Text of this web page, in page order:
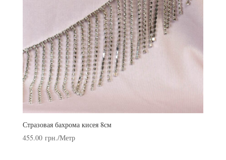
Стразовая бахрома кисея 8см
455.00 грн./Метр